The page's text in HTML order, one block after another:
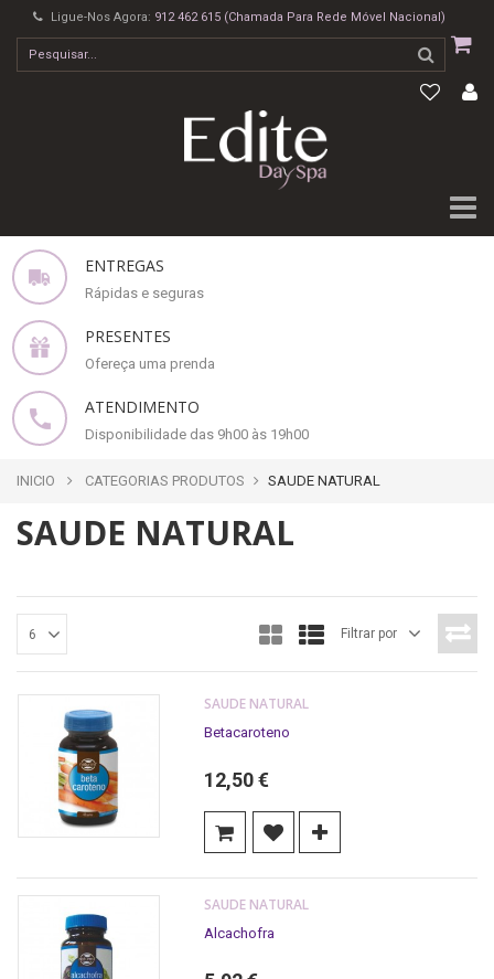
Ligue-Nos Agora: 912 462 615 (Chamada Para Rede Móvel Nacional)
ENTREGAS
Rápidas e seguras
PRESENTES
Ofereça uma prenda
ATENDIMENTO
Disponibilidade das 9h00 às 19h00
INICIO CATEGORIAS PRODUTOS SAUDE NATURAL
SAUDE NATURAL
6 Filtrar por
SAUDE NATURAL
Betacaroteno
12,50 €
SAUDE NATURAL
Alcachofra